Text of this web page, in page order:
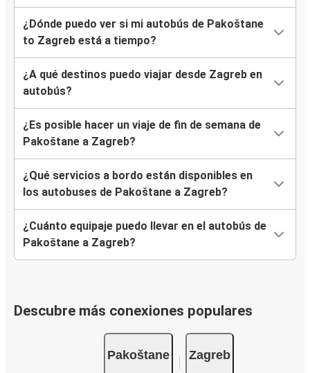
¿Dónde puedo ver si mi autobús de Pakoštane
to Zagreb está a tiempo?
¿A qué destinos puedo viajar desde Zagreb en
autobús?
¿Es posible hacer un viaje de fin de semana de
Pakoštane a Zagreb?
¿Qué servicios a bordo están disponibles en
los autobuses de Pakoštane a Zagreb?
¿Cuánto equipaje puedo llevar en el autobús de
Pakoštane a Zagreb?
Descubre más conexiones populares
Pakoštane Zagreb